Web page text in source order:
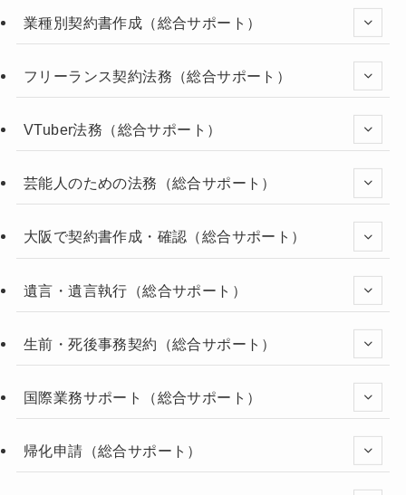
業種別契約書作成（総合サポート）
フリーランス契約法務（総合サポート）
VTuber法務（総合サポート）
芸能人のための法務（総合サポート）
大阪で契約書作成・確認（総合サポート）
遺言・遺言執行（総合サポート）
生前・死後事務契約（総合サポート）
国際業務サポート（総合サポート）
帰化申請（総合サポート）